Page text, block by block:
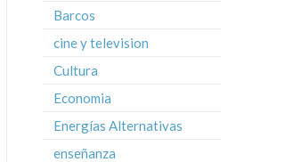
Barcos
cine y television
Cultura
Economia
Energías Alternativas
enseñanza